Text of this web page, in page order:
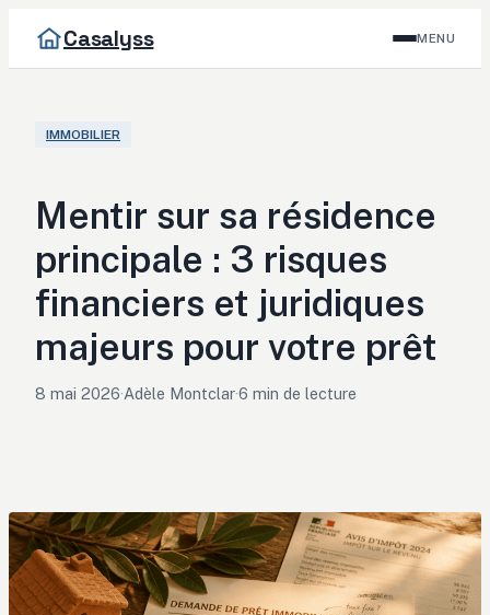
Casalyss MENU
IMMOBILIER
Mentir sur sa résidence
principale : 3 risques
financiers et juridiques
majeurs pour votre prêt
8 mai 2026·Adèle Montclar·6 min de lecture